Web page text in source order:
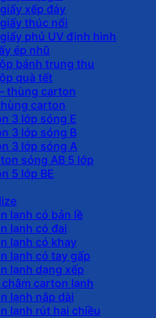
xếp đáy
thúc nổi
phủ UV định hình
ép nhũ
bánh trung thu
quà tết
thùng carton
carton
3 lớp sóng E
3 lớp sóng B
3 lớp sóng A
sóng AB 5 lớp
5 lớp BE
lạnh có bản lề
lạnh có đai
lạnh có khay
lạnh có tay gấp
lạnh dạng xếp
carton lạnh
lạnh nắp dài
lạnh rút hai chiều